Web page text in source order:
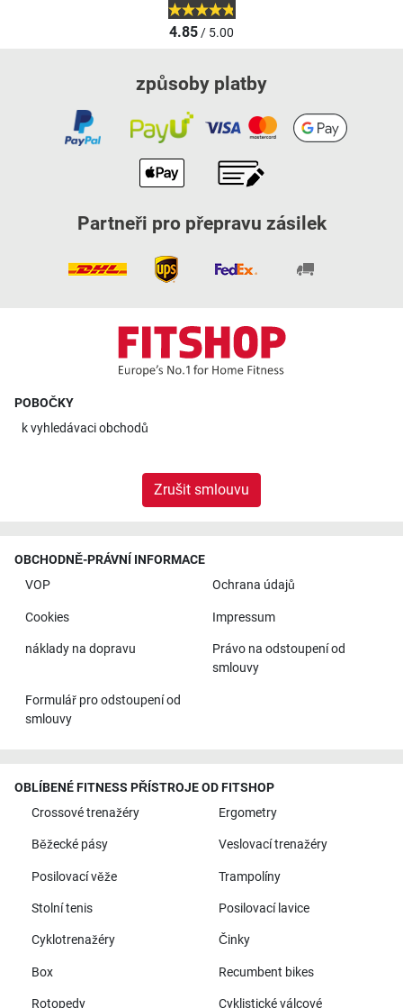
4.85/ 5.00
způsoby platby
Partneři pro přepravu zásilek
POBOČKY
kvyhledávaci obchodů
Zrušit smlouvu
OBCHODNĚ-PRÁVNÍ INFORMACE
VOP
Ochrana údajů
Cookies Impressum
náklady na dopravu
Právo na odstoupení od
smlouvy
Formulář pro odstoupení od
smlouvy
OBLÍBENÉ FITNESS PŘÍSTROJE OD FITSHOP
Crossové trenažéry
Ergometry
Běžecké pásy Veslovací trenažéry
Posilovací věže Trampolíny
Stolní tenis Posilovací lavice
Cyklotrenažéry Činky
Box Recumbent bikes
Rotopedy Cyklistické válcové